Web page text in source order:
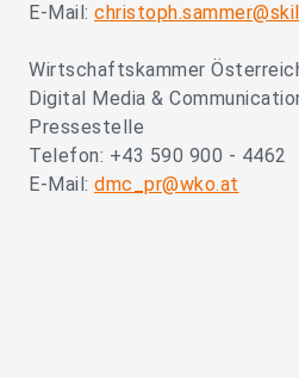
E-Mail:
Wirtschaftskammer
Digital Media &
Pressestelle
Telefon: +43 590 900 - 4462
E-Mail: dmc_pr@wko.at